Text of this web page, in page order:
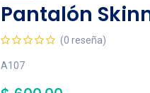
Pantalón
(0 reseña)
A107